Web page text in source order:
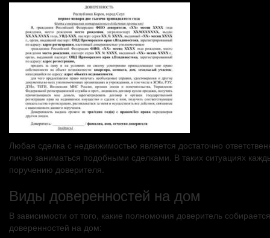
Любая сделка с недвижимостью является достаточно
лично заниматься подобными сделками. В таких ситуациях
поручению доверителя.
Виды доверенностей на дом
В зависимости от того, какие полномочия доверитель
доверенностей на дом: